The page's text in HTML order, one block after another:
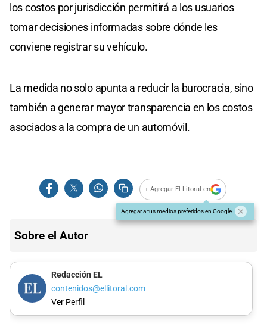
los costos por jurisdicción permitirá a los usuarios
tomar decisiones informadas sobre dónde les
conviene registrar su vehículo.
La medida no solo apunta a reducir la burocracia, sino
también a generar mayor transparencia en los costos
asociados a la compra de un automóvil.
+ Agregar El Litoral en
Agregar a tus medios preferidos en Google
Sobre el Autor
Redacción EL
contenidos@ellitoral.com
Ver Perfil